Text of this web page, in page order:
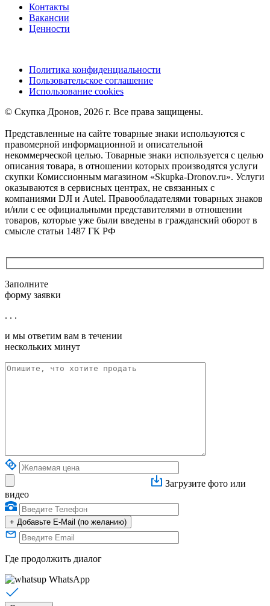
Контакты
Вакансии
Ценности
Политика конфиденциальности
Пользовательское соглашение
Использование cookies
©️ Скупка Дронов, 2026 г. Все права защищены.
Представленные на сайте товарные знаки используются с
правомерной информационной и описательной
некоммерческой целью. Товарные знаки используется с целью
описания товара, в отношении которых производятся услуги
скупки Комиссионным магазином «Skupka-Dronov.ru». Услуги
оказываются в сервисных центрах, не связанных с
компаниями DJI и Autel. Правообладателями товарных знаков
и/или с ее официальными представителями в отношении
товаров, которые уже были введены в гражданский оборот в
смысле статьи 1487 ГК РФ
Заполните
форму заявки
. . .
и мы ответим вам в течении
нескольких минут
Загрузите фото или
видео
+ Добавьте E-Mail (по желанию)
Где продолжить диалог
WhatsApp